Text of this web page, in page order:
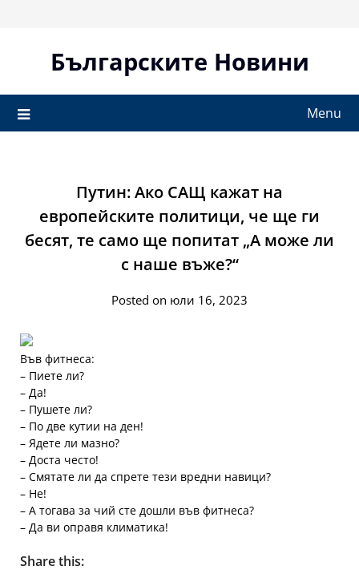
Българските Новини
Menu
Путин: Ако САЩ кажат на
европейските политици, че ще ги
бесят, те само ще попитат „А може ли
с наше въже?“
Posted on юли 16, 2023
Във фитнеса:
– Пиете ли?
– Да!
– Пушете ли?
– По две кутии на ден!
– Ядете ли мазно?
– Доста често!
– Смятате ли да спрете тези вредни навици?
– Не!
– А тогава за чий сте дошли във фитнеса?
– Да ви оправя климатика!
Share this: